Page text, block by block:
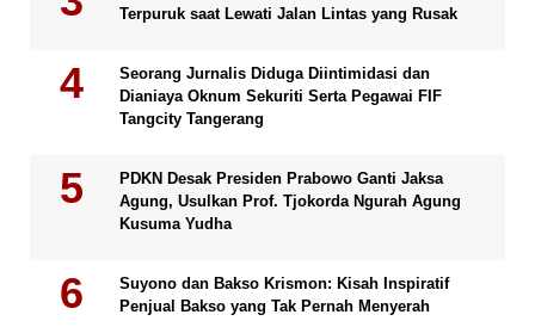
Terpuruk saat Lewati Jalan Lintas yang Rusak
Seorang Jurnalis Diduga Diintimidasi dan
Dianiaya Oknum Sekuriti Serta Pegawai FIF
Tangcity Tangerang
PDKN Desak Presiden Prabowo Ganti Jaksa
Agung, Usulkan Prof. Tjokorda Ngurah Agung
Kusuma Yudha
Suyono dan Bakso Krismon: Kisah Inspiratif
Penjual Bakso yang Tak Pernah Menyerah